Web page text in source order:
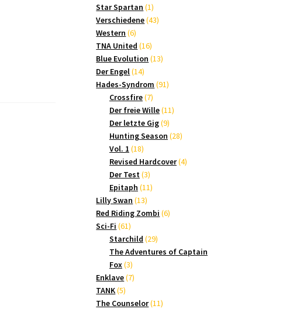
Star Spartan 11
Produkt
Verschiedene 4343
Western 66
Produkte
TNA United 1616
Produkte
Blue Evolution 1313
Der Engel 1414
Produkte
Hades-Syndrom 9191
Crossfire 77
Produkte
Der freie Wille 1111
Der letzte Gig 99
Produkte
Hunting Season 2828
Vol. 1 1818
Produkte
Revised Hardcover 44
Der Test 33
Produkte
Epitaph 1111
Lilly Swan 1313
Produkte
Red Riding Zombi 66
Sci-Fi 6161
Produkte
Starchild 2929
Produkte
The Adventures of Captain
Fox 33
Produkte
Enklave 77
TANK 55
Produkte
The Counselor 1111